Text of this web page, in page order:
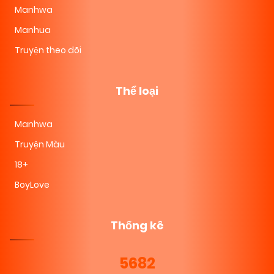
Manhwa
Manhua
Truyện theo dõi
Thể loại
Manhwa
Truyện Màu
18+
BoyLove
Thống kê
5682